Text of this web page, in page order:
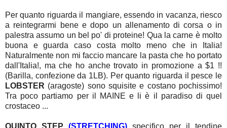
Per quanto riguarda il mangiare, essendo in vacanza, riesco
a reintegrarmi bene e dopo un allenamento di corsa o in
palestra assumo un bel po' di proteine! Qua la carne è molto
buona e guarda caso costa molto meno che in Italia!
Naturalmente non mi faccio mancare la pasta che ho portato
dall'Italia!, ma che ho anche trovato in promozione a $1 !!
(Barilla, confezione da 1LB). Per quanto riguarda il pesce le
LOBSTER (aragoste) sono squisite e costano pochissimo!
Tra poco partiamo per il MAINE e li è il paradiso di quel
crostaceo ...